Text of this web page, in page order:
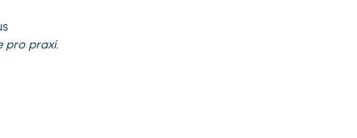
pro praxi.